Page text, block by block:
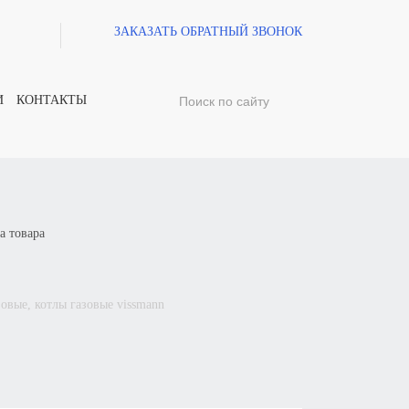
ЗАКАЗАТЬ ОБРАТНЫЙ ЗВОНОК
КОНТАКТЫ
товара
котлы газовые vissmann